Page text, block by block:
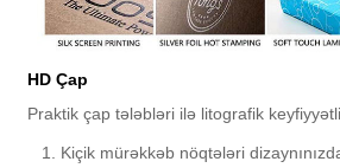
HD Çap
Praktik çap tələbləri ilə litografik
1. Kiçik mürəkkəb nöqtələri